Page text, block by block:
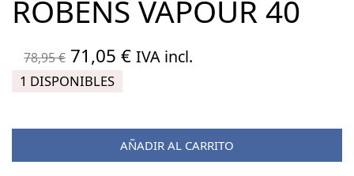
ROBENS VAPOUR 40
78,95€ El
precio
era:
78,95 €.
71,05 €El
es:
71,05 €.
IVA incl.
1 DISPONIBLES
AÑADIR AL CARRITO